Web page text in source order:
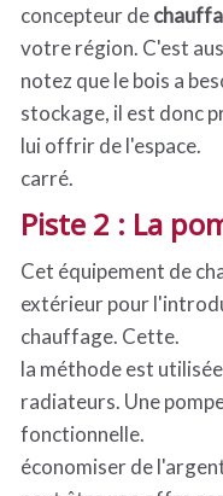
concepteur de
votre région. C'est
notez que le bois a
stockage, il est donc
lui offrir de l'espace.
carré.
Piste 2 : La
Cet équipement de
extérieur pour
chauffage. Cette.
la méthode est
radiateurs. Une
fonctionnelle.
économiser de